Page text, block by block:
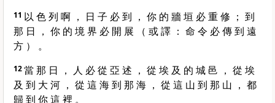
11 以 色 列 啊 ， 日 子 必 到 ， 你 的 牆 垣 必 重 修 ； 到
那 日 ， 你 的 境 界 必 開 展 （ 或 譯 ： 命 令 必 傳 到 遠
方 ） 。
12當 那 日 ， 人 必 從 亞 述 ， 從 埃 及 的 城 邑 ， 從 埃
及 到 大 河 ， 從 這 海 到 那 海 ， 從 這 山 到 那 山 ， 都
歸 到 你 這 裡 。